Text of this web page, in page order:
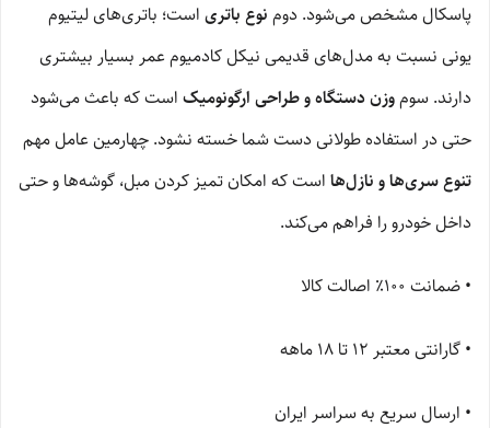
پاسکال مشخص می‌شود. دوم نوع باتری است؛ باتری‌های لیتیوم
یونی نسبت به مدل‌های قدیمی نیکل کادمیوم عمر بسیار بیشتری
دارند. سوموزن دستگاه و طراحی ارگونومیک است که باعث می‌شود
حتی در استفاده طولانی دست شما خسته نشود. چهارمین عامل مهم
تنوع سری‌ها و نازل‌ها است که امکان تمیز کردن مبل، گوشه‌ها و حتی
داخل خودرو را فراهم می‌کند.
• ضمانت ۱۰۰٪ اصالت کالا
• گارانتی معتبر ۱۲ تا ۱۸ ماهه
• ارسال سریع به سراسر ایران